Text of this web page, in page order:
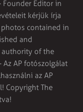
Founder Editor in
kérjük írja
photos contained in
and
of the
Az AP fotószolgálat
az AP
Copyright The